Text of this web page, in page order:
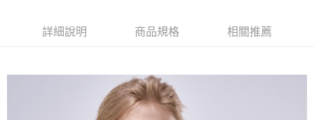
3.實際核准額度、可分期數及費用金額請依後續交易確認頁面所載為準。
4.訂單成立30分鐘內，如未前往確認交易或遇審核未通過，訂單將自動取
【繳款方式說明】
1.分期款項不併入電信帳單，「大哥付你分期」於每月結算日後寄送繳費提
2.透過簡訊連結打開帳單後，可選擇「超商條碼／台灣大直營門市／銀行轉
全家取貨付款
付款後全家取貨
每筆NT$60，滿NT$1,000(含以上)免運費
詳細說明 商品規格 相關推薦